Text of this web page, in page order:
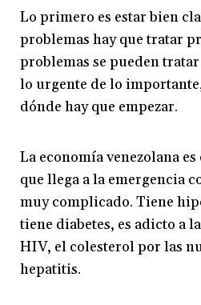
Lo primero es estar bien
problemas hay que tratar
problemas se pueden
lo urgente de lo
dónde hay que empezar.
La economía venezolana
que llega a la emergencia
muy complicado. Tiene
tiene diabetes, es adicto a
HIV, el colesterol por las
hepatitis.